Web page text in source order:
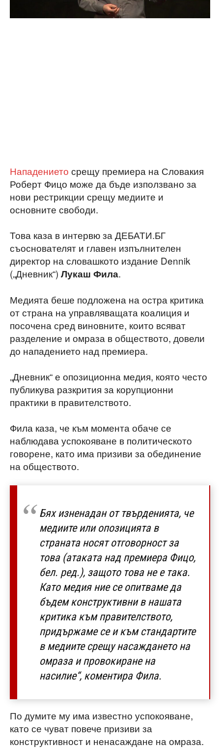
Нападението срещу премиера на Словакия
Роберт Фицо може да бъде използвано за
нови рестрикции срещу медиите и
основните свободи.
Това каза в интервю за ДЕБАТИ.БГ
съоснователят и главен изпълнителен
директор на словашкото издание Dennik
(„Дневник“) Лукаш Фила.
Медията беше подложена на остра критика
от страна на управляващата коалиция и
посочена сред виновните, които всяват
разделение и омраза в обществото, довели
до нападението над премиера.
„Дневник“ е опозиционна медия, която често
публикува разкрития за корупционни
практики в правителството.
Фила каза, че към момента обаче се
наблюдава успокояване в политическото
говорене, като има призиви за обединение
на обществото.
Бях изненадан от твърденията, че
медиите или опозицията в
страната носят отговорност за
това (атаката над премиера Фицо,
бел. ред.), защото това не е така.
Като медия ние се опитваме да
бъдем конструктивни в нашата
критика към правителството,
придържаме се и към стандартите
в медиите срещу насаждането на
омраза и провокиране на
насилие“, коментира Фила.
По думите му има известно успокояване,
като се чуват повече призиви за
конструктивност и ненасаждане на омраза.